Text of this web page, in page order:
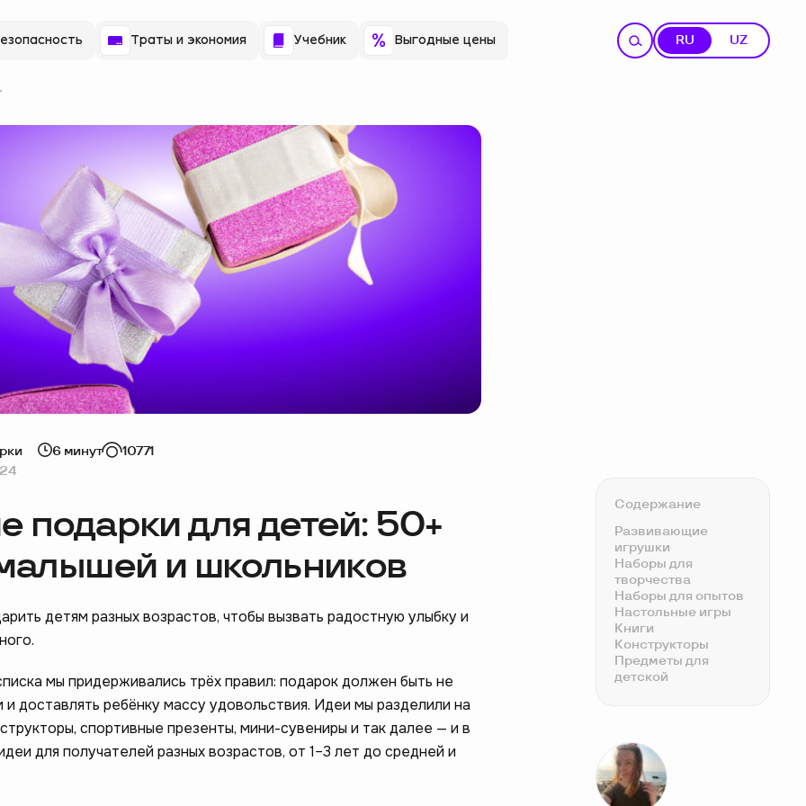
Траты и экономия Учебник Выгодные цены RU UZ
6 минут
10771
подарки для детей: 50+
и школьников
детям разных возрастов, чтобы вызвать радостную улыбку и
мы придерживались трёх правил: подарок должен быть не
доставлять ребёнку массу удовольствия. Идеи мы разделили на
спортивные презенты, мини-сувениры и так далее — и в
для получателей разных возрастов, от 1–3 лет до средней и
Содержание
Развивающие
игрушки
Наборы для
творчества
Наборы для опытов
Настольные игры
Книги
Конструкторы
Предметы для
детской
Недорогая техника
Мини-подарки
детям